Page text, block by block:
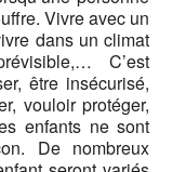
Vivre avec un
dans un climat
C’est
être insécurisé,
vouloir protéger,
enfants ne sont
De nombreux